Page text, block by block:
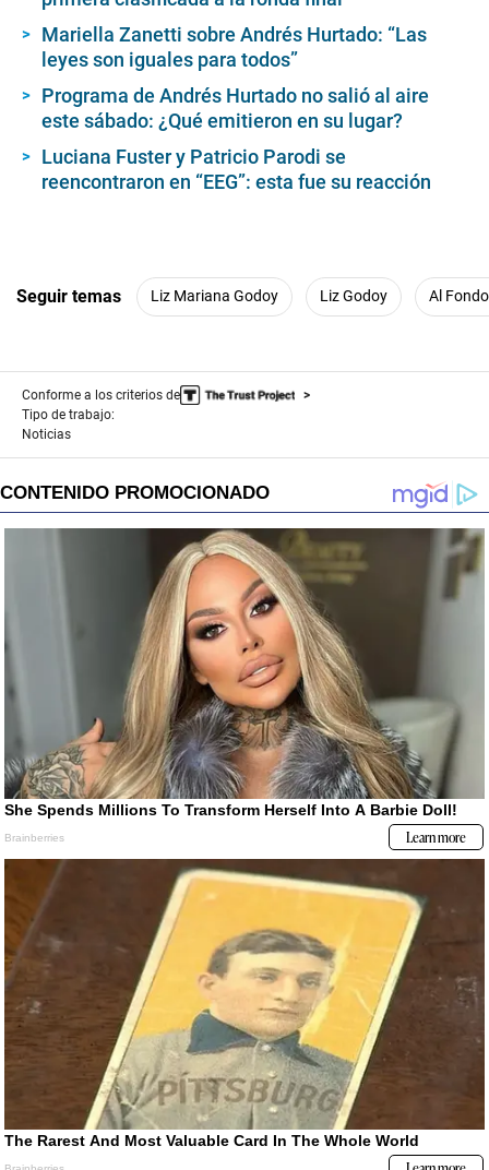
Mariella Zanetti sobre Andrés Hurtado: “Las
leyes son iguales para todos”
Programa de Andrés Hurtado no salió al aire
este sábado: ¿Qué emitieron en su lugar?
Luciana Fuster y Patricio Parodi se
reencontraron en “EEG”: esta fue su reacción
Seguir temas Liz Mariana Godoy Liz Godoy Al
Conforme a los criterios de
Tipo de trabajo:
Noticias